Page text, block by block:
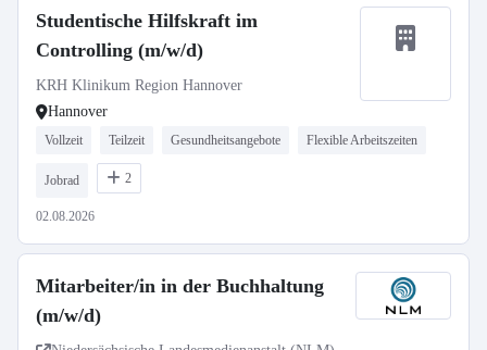
Studentische Hilfskraft im
Controlling (m/w/d)
KRH Klinikum Region Hannover
Hannover
Vollzeit Teilzeit Gesundheitsangebote Flexible Arbeitszeiten
Jobrad 2
02.08.2026
Mitarbeiter/in in der Buchhaltung
(m/w/d)